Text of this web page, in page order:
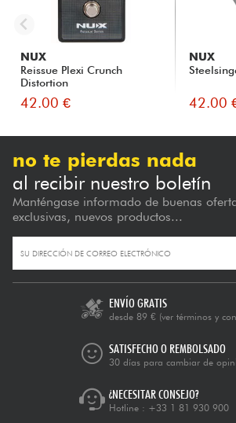
NUX
Reissue Plexi Crunch
Distortion
42.00 €
NUX
42.00
no te pierdas nada
al recibir nuestro boletín
Manténgase informado de buenas
exclusivas, nuevos productos...
ENVÍO GRATIS
desde 89 € (ver términos y
SATISFECHO O REMBOLSADO
30 días para cambiar de
¿NECESITAR CONSEJO?
Hotline : +33 1 81 930 900